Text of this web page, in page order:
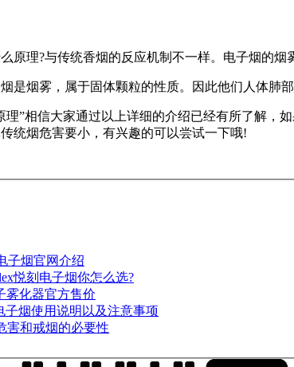
原理?与传统香烟的反应机制不一样。电子烟的烟
是烟雾，属于固体颗粒的性质。因此他们人体肺
理”相信大家通过以上详细的介绍已经有所了解，
统烟危害要小，有兴趣的可以尝试一下哦!
子烟官网介绍
悦刻电子烟你怎么选?
雾化器官方售价
子烟使用说明以及注意事项
害和戒烟的必要性